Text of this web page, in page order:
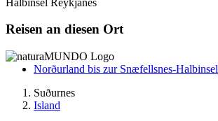
Reisen an diesen Ort
Norðurland bis zur Snæfellsnes-Halbinsel
Suðurnes
Island